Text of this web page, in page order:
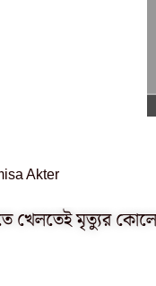
Akter
খেলতেই মৃত্যুর